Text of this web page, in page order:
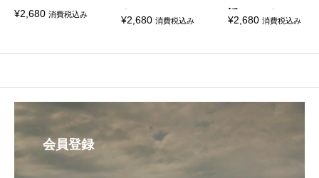
¥2,680 消費税込み
＆Blu-ray
¥2,680 消費税込み
話 DVD＆Blu-ray
¥2,680 消費税込み
会員登録